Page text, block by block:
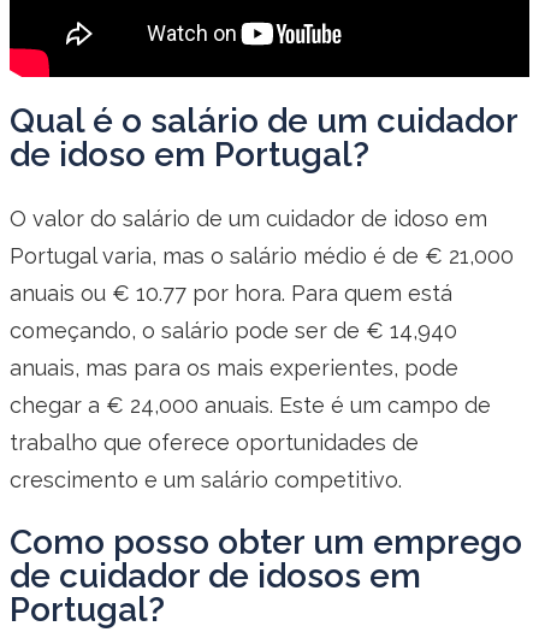
Qual é o salário de um cuidador
de idoso em Portugal?
O valor do salário de um cuidador de idoso em
Portugal varia, mas o salário médio é de € 21,000
anuais ou € 10.77 por hora. Para quem está
começando, o salário pode ser de € 14,940
anuais, mas para os mais experientes, pode
chegar a € 24,000 anuais. Este é um campo de
trabalho que oferece oportunidades de
crescimento e um salário competitivo.
Como posso obter um emprego
de cuidador de idosos em
Portugal?